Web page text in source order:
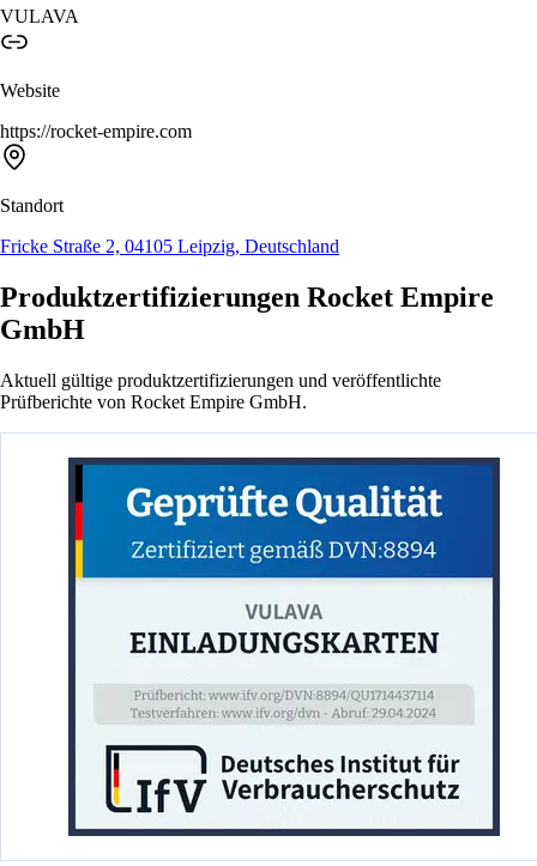
VULAVA
Website
https://rocket-empire.com
Standort
Fricke Straße 2, 04105 Leipzig, Deutschland
Produktzertifizierungen Rocket Empire
GmbH
Aktuell gültige produktzertifizierungen und veröffentlichte
Prüfberichte von Rocket Empire GmbH.